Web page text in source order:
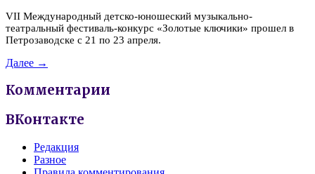
VII Международный детско-юношеский музыкально-
театральный фестиваль-конкурс «Золотые ключики» прошел в
Петрозаводске с 21 по 23 апреля.
Далее →
Комментарии
ВКонтакте
Редакция
Разное